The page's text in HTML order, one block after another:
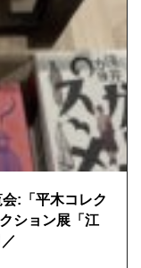
:「平木コレク
ション展「江